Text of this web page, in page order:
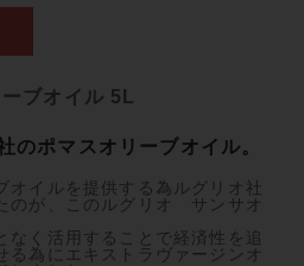
ブオイル 5L
のポマスオリーブオイル。
オイルを提供する為ルグリオ社
のが、このルグリオ サンサオ
なく活用することで経済性を追
る為にエキストラヴァージンオ